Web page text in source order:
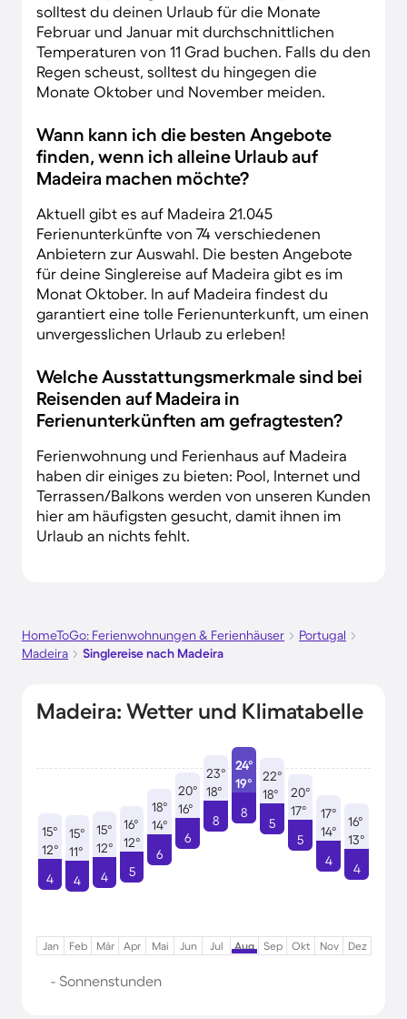
solltest du deinen Urlaub für die Monate
Februar und Januar mit durchschnittlichen
Temperaturen von 11 Grad buchen. Falls du den
Regen scheust, solltest du hingegen die
Monate Oktober und November meiden.
Wann kann ich die besten Angebote
finden, wenn ich alleine Urlaub auf
Madeira machen möchte?
Aktuell gibt es auf Madeira 21.045
Ferienunterkünfte von 74 verschiedenen
Anbietern zur Auswahl. Die besten Angebote
für deine Singlereise auf Madeira gibt es im
Monat Oktober. In auf Madeira findest du
garantiert eine tolle Ferienunterkunft, um einen
unvergesslichen Urlaub zu erleben!
Welche Ausstattungsmerkmale sind bei
Reisenden auf Madeira in
Ferienunterkünften am gefragtesten?
Ferienwohnung und Ferienhaus auf Madeira
haben dir einiges zu bieten: Pool, Internet und
Terrassen/Balkons werden von unseren Kunden
hier am häufigsten gesucht, damit ihnen im
Urlaub an nichts fehlt.
HomeToGo: Ferienwohnungen & Ferienhäuser
Portugal
Madeira
Singlereise nach Madeira
Madeira: Wetter und Klimatabelle
15°
12°
4
15°
11°
4
15°
12°
4
16°
12°
5
18°
14°
6
20°
16°
6
23°
18°
8
24°
19°
8
22°
18°
5
20°
17°
5
17°
14°
4
16°
13°
4
Jan Feb Mär Apr Mai Jun Jul Aug Sep Okt Nov Dez
- Sonnenstunden